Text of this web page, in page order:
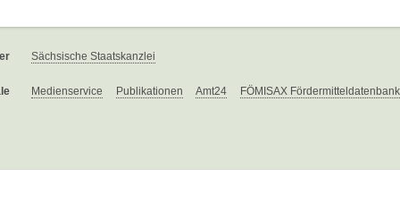
Sächsische Staatskanzlei
Medienservice Publikationen Amt24 FÖMISAX Fördermitteldatenbank